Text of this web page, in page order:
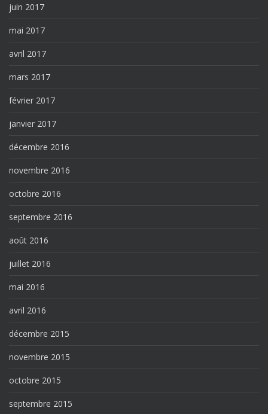
juin 2017
mai 2017
avril 2017
mars 2017
février 2017
janvier 2017
décembre 2016
novembre 2016
octobre 2016
septembre 2016
août 2016
juillet 2016
mai 2016
avril 2016
décembre 2015
novembre 2015
octobre 2015
septembre 2015